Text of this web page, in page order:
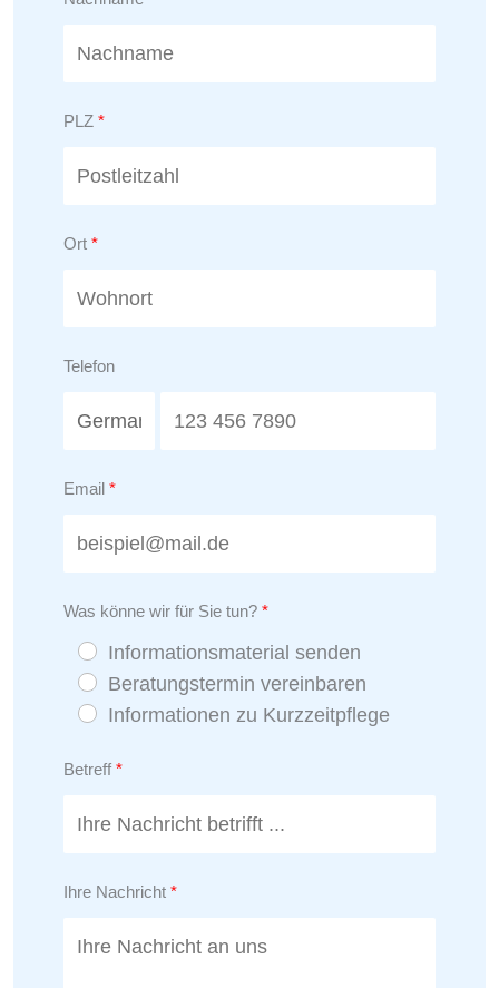
PLZ
Ort
Telefon
Email
Was könne wir für Sie tun?
Informationsmaterial senden
Beratungstermin vereinbaren
Informationen zu Kurzzeitpflege
Betreff
Ihre Nachricht